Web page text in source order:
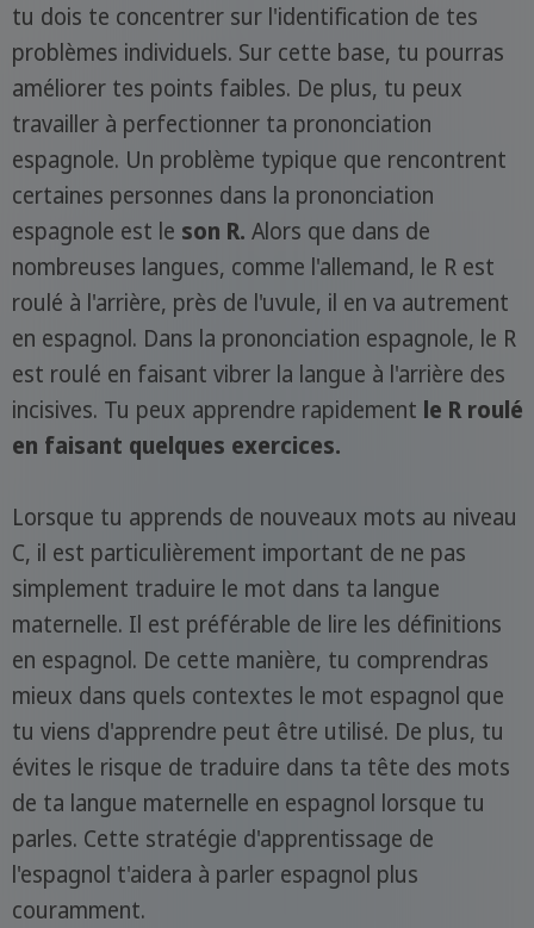
tu dois te concentrer sur l'identification de tes
problèmes individuels. Sur cette base, tu pourras
améliorer tes points faibles. De plus, tu peux
travailler à perfectionner ta prononciation
espagnole. Un problème typique que rencontrent
certaines personnes dans la prononciation
espagnole est le son R. Alors que dans de
nombreuses langues, comme l'allemand, le R est
roulé à l'arrière, près de l'uvule, il en va autrement
en espagnol. Dans la prononciation espagnole, le R
est roulé en faisant vibrer la langue à l'arrière des
incisives. Tu peux apprendre rapidement le R roulé
en faisant quelques exercices.
Lorsque tu apprends de nouveaux mots au niveau
C, il est particulièrement important de ne pas
simplement traduire le mot dans ta langue
maternelle. Il est préférable de lire les définitions
en espagnol. De cette manière, tu comprendras
mieux dans quels contextes le mot espagnol que
tu viens d'apprendre peut être utilisé. De plus, tu
évites le risque de traduire dans ta tête des mots
de ta langue maternelle en espagnol lorsque tu
parles. Cette stratégie d'apprentissage de
l'espagnol t'aidera à parler espagnol plus
couramment.